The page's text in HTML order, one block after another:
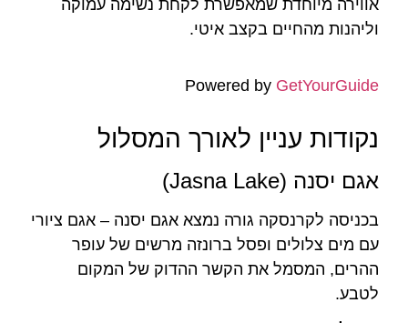
אווירה מיוחדת שמאפשרת לקחת נשימה עמוקה
וליהנות מהחיים בקצב איטי.
Powered by GetYourGuide
נקודות עניין לאורך המסלול
אגם יסנה (Jasna Lake)
בכניסה לקרנסקה גורה נמצא אגם יסנה – אגם ציורי
עם מים צלולים ופסל ברונזה מרשים של עופר
ההרים, המסמל את הקשר ההדוק של המקום
לטבע.